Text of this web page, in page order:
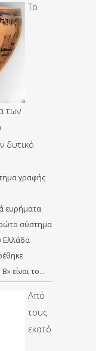
Το
των
δυτικό
γραφής
ευρήματα
σύστημα
Ελλάδα
είναι το…
Από
τους
εκατό